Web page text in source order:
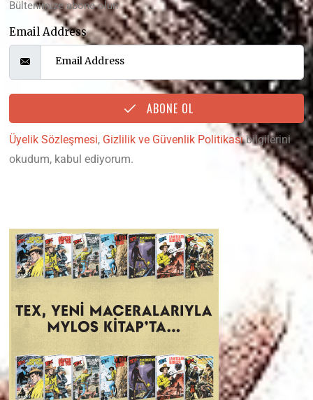
Bültenimize abone olun
Email Address
ABONE OL
Üyelik Sözleşmesi, Gizlilik ve Güvenlik Politikasıbilgilerini
okudum, kabul ediyorum.